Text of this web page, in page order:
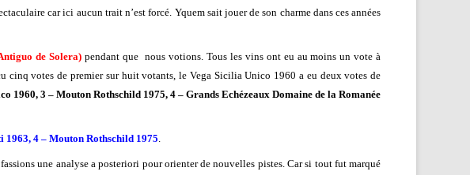
car ici aucun trait n’est forcé. Yquem sait jouer de son charme dans ces années
de Solera) pendant que nous votions. Tous les vins ont eu au moins un vote à
cinq votes de premier sur huit votants, le Vega Sicilia Unico 1960 a eu deux votes de
1960, 3 – Mouton Rothschild 1975, 4 – Grands Echézeaux Domaine de la Romanée
1963, 4 – Mouton Rothschild 1975
une analyse a posteriori pour orienter de nouvelles pistes. Car si tout fut marqué